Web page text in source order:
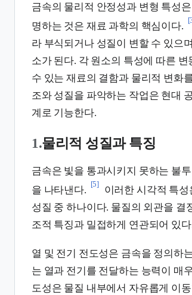
금속의 물리적 안정성과 변형 특성
명하는 것은 재료 과학의 핵심이다.
라 부식되거나 성질이 변할 수 있으
소가 된다. 각 원소의 특성에 따른
수 있는 재료의 결함과 물리적 변화
조와 성질을 파악하는 작업은 현대
계로 기능한다.
1.물리적 성질과 특징
금속은 빛을 통과시키지 못하는 불
을 나타낸다.
[5]
이러한 시각적 특
성질 중 하나이다. 물질의 외관을 결
조적 특징과 밀접하게 연관되어 있
열 및 전기 전도성은 금속을 정의하
는 열과 전기를 전달하는 능력이 매
도성은 물질 내부에서 자유롭게 이